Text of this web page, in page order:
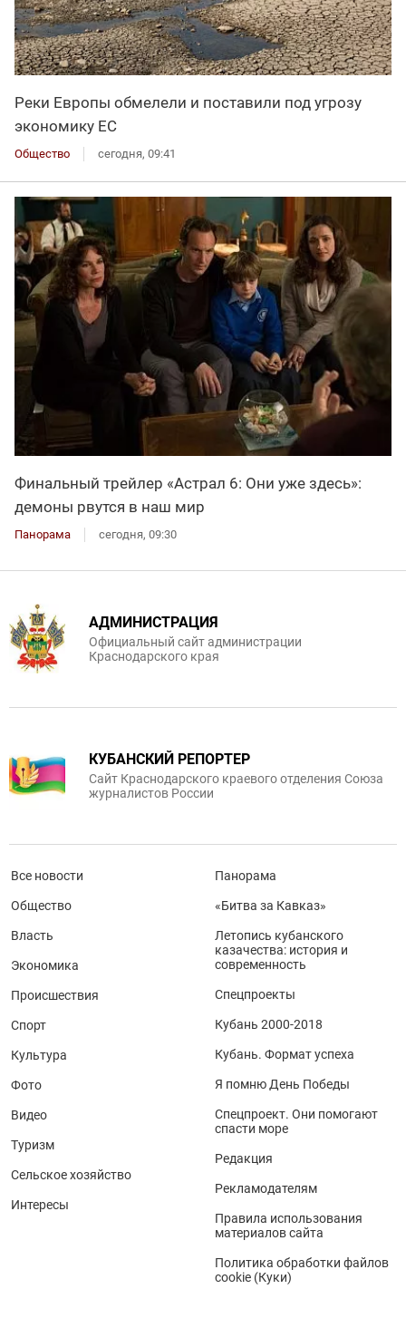
Реки Европы обмелели и поставили под угрозу
экономику ЕС
Общество сегодня, 09:41
Финальный трейлер «Астрал 6: Они уже здесь»:
демоны рвутся в наш мир
Панорама сегодня, 09:30
АДМИНИСТРАЦИЯ
Официальный сайт администрации
Краснодарского края
КУБАНСКИЙ РЕПОРТЕР
Сайт Краснодарского краевого отделения Союза
журналистов России
Все новости
Общество
Власть
Экономика
Происшествия
Спорт
Культура
Фото
Видео
Туризм
Сельское хозяйство
Интересы
Панорама
«Битва за Кавказ»
Летопись кубанского
казачества: история и
современность
Спецпроекты
Кубань 2000-2018
Кубань. Формат успеха
Я помню День Победы
Спецпроект. Они помогают
спасти море
Редакция
Рекламодателям
Правила использования
материалов сайта
Политика обработки файлов
cookie (Куки)